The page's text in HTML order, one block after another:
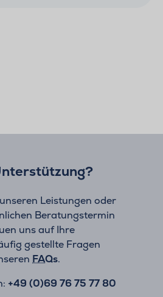
Leistungen oder
Beratungstermin
uns auf Ihre
gestellte Fragen
FAQs.
+49 (0)69 76 75 77 80